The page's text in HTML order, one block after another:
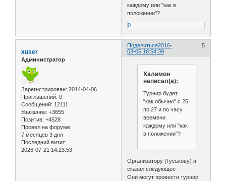
каждому или "как в
положении"?
0
Поделиться 5
2016-
03-05 16:54:39
xuser
Администратор
Зарегистрирован: 2014-04-06
Приглашений: 0
Сообщений: 12111
Уважение: +3655
Позитив: +4528
Провел на форуме:
7 месяцев 3 дня
Последний визит:
2026-07-21 14:23:53
Халимон
написал(а):
Турнир будет
"как обычно" с 25
по 27 и по часу
времени
каждому или "как
в положении"?
Организатору (Гуськову) я
сказал следующее
Они могут провести турнир